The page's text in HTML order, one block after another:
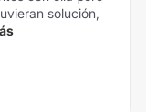
solución,